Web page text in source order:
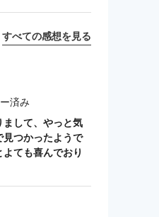
すべての感想を見る
済み
して、やっと気
つかったようで
ても喜んでおり